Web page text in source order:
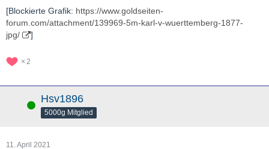
[Blockierte Grafik: https://www.goldseiten-
forum.com/attachment/139969-5m-karl-v-wuerttemberg-1877-
jpg/
]
2
Online Hsv1896
5000g Mitglied
11. April 2021